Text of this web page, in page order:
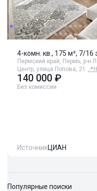
4-комн. кв., 175 м², 7/16
Пермский край, Пермь, р-н
Центр, улица Попова, 21
📍
140 000 ₽
Без комиссии
ИсточникЦИАН
Популярные поиски